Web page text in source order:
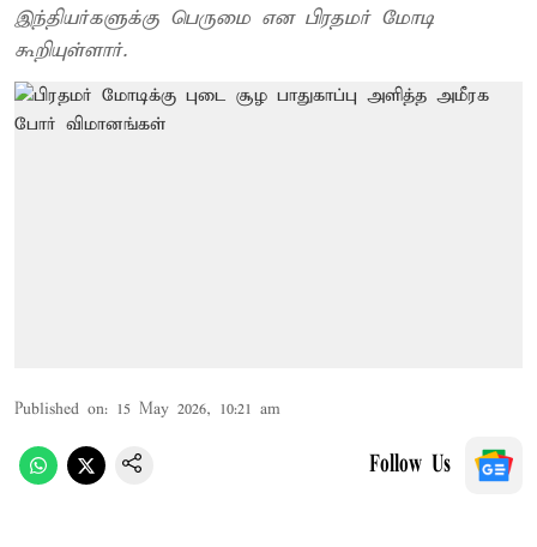
இந்தியர்களுக்கு பெருமை என பிரதமர் மோடி
கூறியுள்ளார்.
Published on: 15 May 2026, 10:21 am
Follow Us